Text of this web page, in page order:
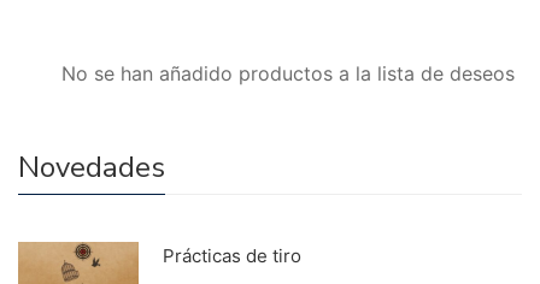
No se han añadido productos a la lista de deseos
Novedades
Prácticas de tiro